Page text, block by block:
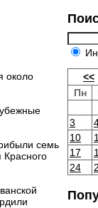
около
семь
Красного
<<
Пн
3
10
17
24